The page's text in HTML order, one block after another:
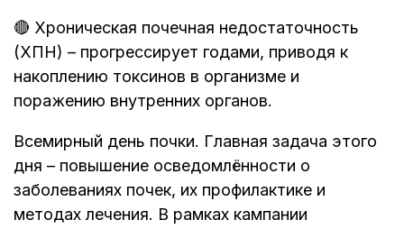
🔴 Хроническая почечная недостаточность
(ХПН) – прогрессирует годами, приводя к
накоплению токсинов в организме и
поражению внутренних органов.
Всемирный день почки. Главная задача этого
дня – повышение осведомлённости о
заболеваниях почек, их профилактике и
методах лечения. В рамках кампании